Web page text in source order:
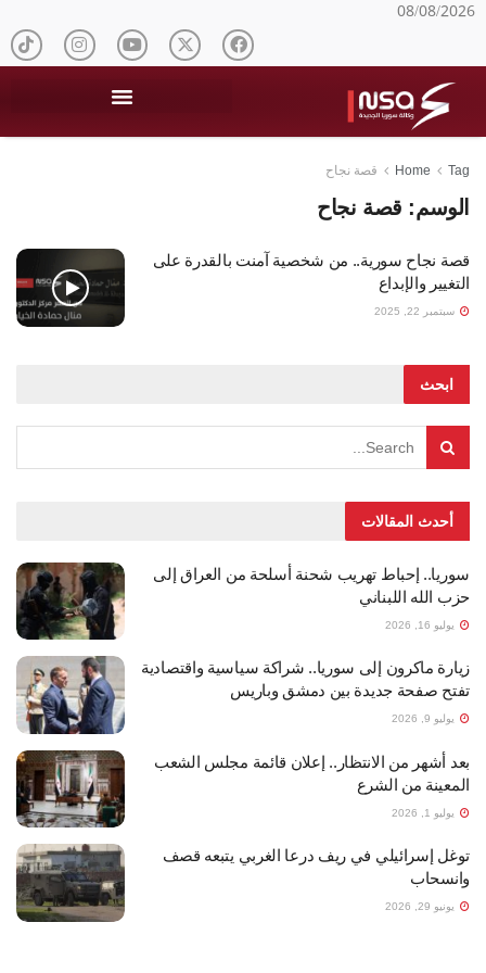
08/08/2026
Home Tag قصة نجاح
الوسم: قصة نجاح
قصة نجاح سورية.. من شخصية آمنت بالقدرة على
التغيير والإبداع
سبتمبر 22, 2025
ابحث
أحدث المقالات
سوريا.. إحباط تهريب شحنة أسلحة من العراق إلى
حزب الله اللبناني
يوليو 16, 2026
زيارة ماكرون إلى سوريا.. شراكة سياسية واقتصادية
تفتح صفحة جديدة بين دمشق وباريس
يوليو 9, 2026
بعد أشهر من الانتظار.. إعلان قائمة مجلس الشعب
المعينة من الشرع
يوليو 1, 2026
توغل إسرائيلي في ريف درعا الغربي يتبعه قصف
وانسحاب
يونيو 29, 2026